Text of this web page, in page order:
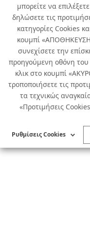
μπορείτε να
δηλώσετε τις
κατηγορίες Cookies
κουμπί
συνεχίσετε την
προηγούμενη οθόνη του
κλικ στο κουμπί
τροποποιήσετε τις
τα τεχνικώς
«Προτιμήσεις
Ρυθμίσεις Cookies